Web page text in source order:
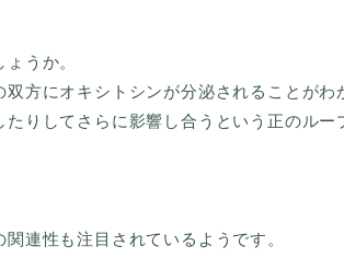
うか。
方にオキシトシンが分泌されることがわ
りしてさらに影響し合うという正のルー
連性も注目されているようです。